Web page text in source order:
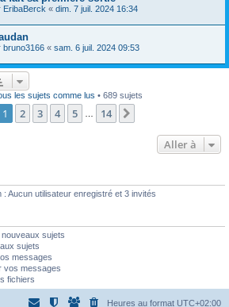
EribaBerck « dim. 7 juil. 2024 16:34
bruno3166 « sam. 6 juil. 2024 09:53
les sujets comme lus • 689 sujets
1sur14
1 2 3 4 5 14
Aller à
Aucun utilisateur enregistré et 3 invités
sujets
sujets
messages
vos messages
fichiers
Heures au format UTC+02:00